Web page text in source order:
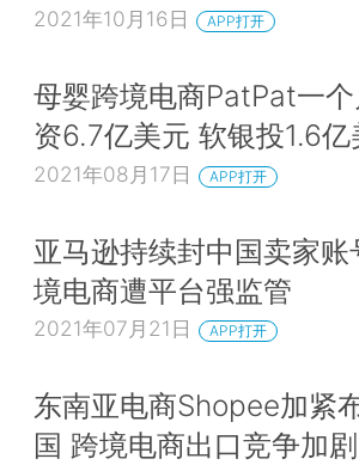
2021年10月16日 APP打开
母婴跨境电商PatPat一
资6.7亿美元 软银投1.6亿
2021年08月17日 APP打开
亚马逊持续封中国卖家账
境电商遭平台强监管
2021年07月21日 APP打开
东南亚电商Shopee加紧
国 跨境电商出口竞争加剧